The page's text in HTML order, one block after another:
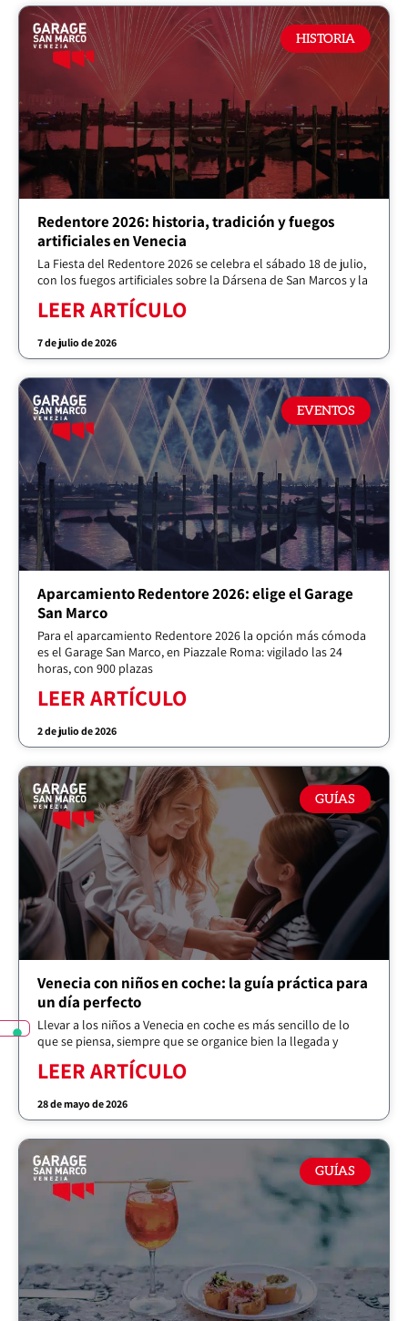
HISTORIA
Redentore 2026: historia, tradición y fuegos
artificiales en Venecia
La Fiesta del Redentore 2026 se celebra el sábado 18 de julio,
con los fuegos artificiales sobre la Dársena de San Marcos y la
LEER ARTÍCULO
7 de julio de 2026
EVENTOS
Aparcamiento Redentore 2026: elige el Garage
San Marco
Para el aparcamiento Redentore 2026 la opción más cómoda
es el Garage San Marco, en Piazzale Roma: vigilado las 24
horas, con 900 plazas
LEER ARTÍCULO
2 de julio de 2026
GUÍAS
Venecia con niños en coche: la guía práctica para
un día perfecto
Llevar a los niños a Venecia en coche es más sencillo de lo
que se piensa, siempre que se organice bien la llegada y
LEER ARTÍCULO
28 de mayo de 2026
GUÍAS